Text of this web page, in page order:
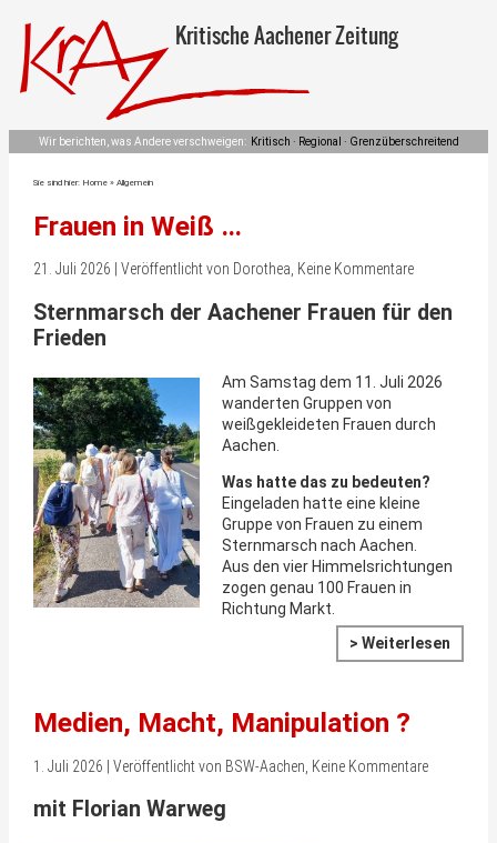
Kritische Aachener Zeitung
Wir berichten, was Andere verschweigen: Kritisch · Regional · Grenzüberschreitend
Sie sind hier: Home» Allgemein
Frauen in Weiß …
21. Juli 2026 | Veröffentlicht von Dorothea, Keine Kommentare
Sternmarsch der Aachener Frauen für den
Frieden
Am Samstag dem 11. Juli 2026
wanderten Gruppen von
weißgekleideten Frauen durch
Aachen.
Was hatte das zu bedeuten?
Eingeladen hatte eine kleine
Gruppe von Frauen zu einem
Sternmarsch nach Aachen.
Aus den vier Himmelsrichtungen
zogen genau 100 Frauen in
Richtung Markt.
> Weiterlesen
Medien, Macht, Manipulation ?
1. Juli 2026 | Veröffentlicht von BSW-Aachen, Keine Kommentare
mit Florian Warweg